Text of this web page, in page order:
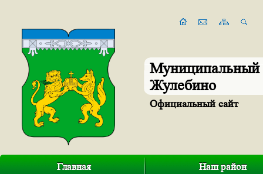
Муниципальный
Жулебино
Официальный сайт
Главная Наш район